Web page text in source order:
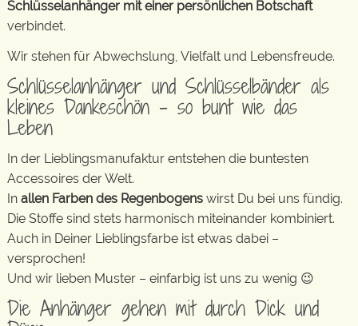
Schlüsselanhänger mit einer persönlichen Botschaft
verbindet.
Wir stehen für Abwechslung, Vielfalt und Lebensfreude.
Schlüsselanhänger und Schlüsselbänder als
kleines Dankeschön – so bunt wie das
Leben
In der Lieblingsmanufaktur entstehen die buntesten
Accessoires der Welt.
In allen Farben des Regenbogens wirst Du bei uns fündig.
Die Stoffe sind stets harmonisch miteinander kombiniert.
Auch in Deiner Lieblingsfarbe ist etwas dabei –
versprochen!
Und wir lieben Muster – einfarbig ist uns zu wenig 😉
Die Anhänger gehen mit durch Dick und